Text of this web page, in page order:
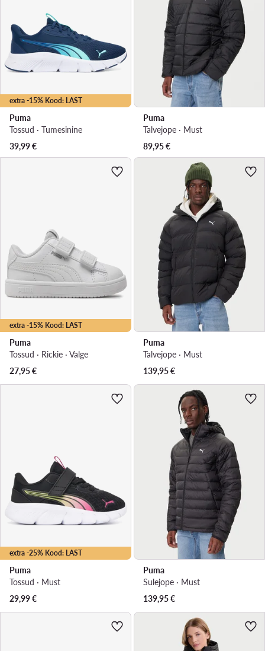
extra -15% Kood: LAST
Puma
Tossud · Tumesinine
39,99€
Puma
Talvejope · Must
89,95€
extra -15% Kood: LAST
Puma
Tossud · Rickie · Valge
27,95€
Puma
Talvejope · Must
139,95€
extra -25% Kood: LAST
Puma
Tossud · Must
29,99€
Puma
Sulejope · Must
139,95€